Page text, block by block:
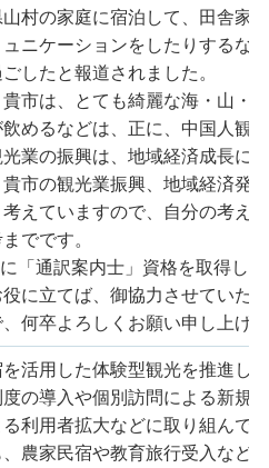
村の家庭に宿泊して、田舎家
ニケーションをしたりするな
したと報道されました。
市は、とても綺麗な海・山・
めるなどは、正に、中国人観
業の振興は、地域経済成長に
市の観光業振興、地域経済発
えていますので、自分の考え
でです。
「通訳案内士」資格を取得し
に立てば、御協力させていた
何卒よろしくお願い申し上げ
活用した体験型観光を推進し
の導入や個別訪問による新規
利用者拡大などに取り組んで
農家民宿や教育旅行受入など